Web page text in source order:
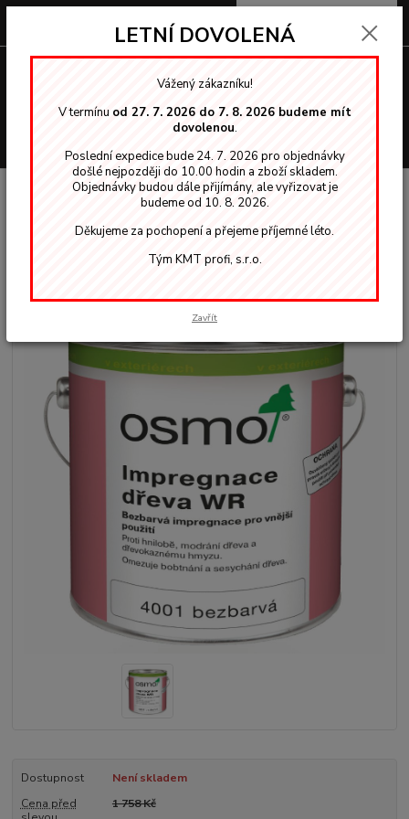
0,00 Kč
OSMO vosky, oleje 4001 WR impregnace dřeva 2,5l exterier
4001 WR impregnace dřeva 2,5l
Dostupnost
Není skladem
Cena před
1 758 Kč
LETNÍ DOVOLENÁ
Vážený zákazníku!
V termínu od 27. 7. 2026 do 7. 8. 2026 budeme mít
dovolenou.
Poslední expedice bude 24. 7. 2026 pro objednávky
došlé nejpozději do 10.00 hodin a zboží skladem.
Objednávky budou dále přijímány, ale vyřizovat je
budeme od 10. 8. 2026.
Děkujeme za pochopení a přejeme příjemné léto.
Tým KMT profi, s.r.o.
Zavřít